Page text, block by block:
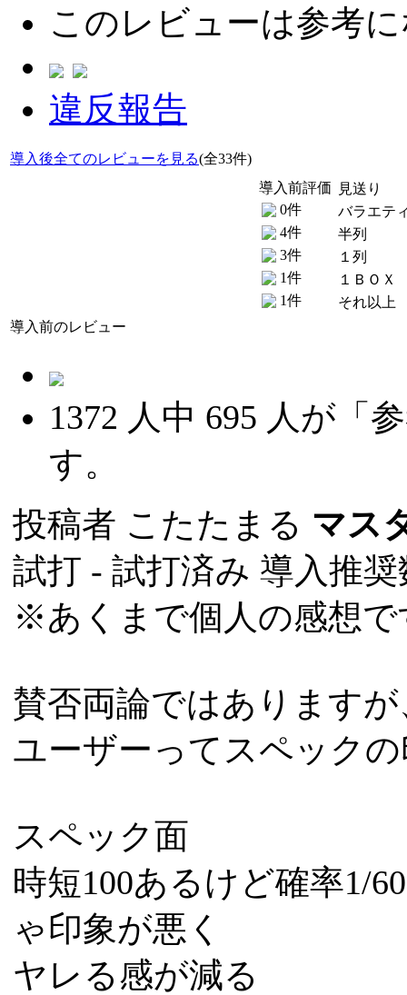
このレビューは参考
違反報告
導入後全てのレビューを見る(全33件)
導入前評価
0件
4件
3件
1件
1件
見送り
バラエテ
半列
１列
１ＢＯＸ
それ以上
導入前のレビュー
1372 人中 695 人が「
す。
投稿者 こたたまる マス
試打 - 試打済み 導入推
※あくまで個人の感想で
賛否両論ではありますが
ユーザーってスペック
スペック面
時短100あるけど確率1/
ゃ印象が悪く
ヤレる感が減る